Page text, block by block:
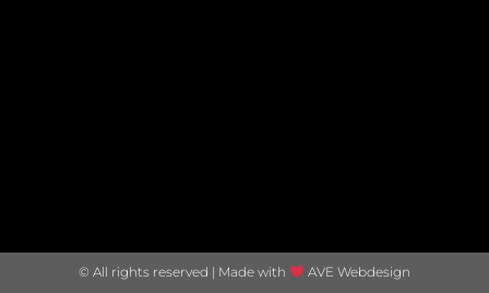
© All rights reserved | Made with AVE Webdesign